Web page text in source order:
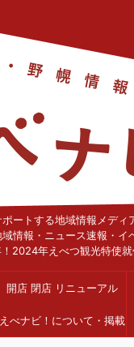
ートする地域情報メデ
情報・ニュース速報・イ
2024年えべつ観光特使就
開店 閉店 リニューアル
えべナビ！について・掲載